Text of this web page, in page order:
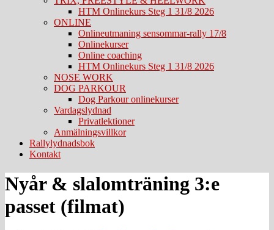
HTM Onlinekurs Steg 1 31/8 2026
ONLINE
Onlineutmaning sensommar-rally 17/8
Onlinekurser
Online coaching
HTM Onlinekurs Steg 1 31/8 2026
NOSE WORK
DOG PARKOUR
Dog Parkour onlinekurser
Vardagslydnad
Privatlektioner
Anmälningsvillkor
Rallylydnadsbok
Kontakt
Nyår & slalomträning 3:e
passet (filmat)